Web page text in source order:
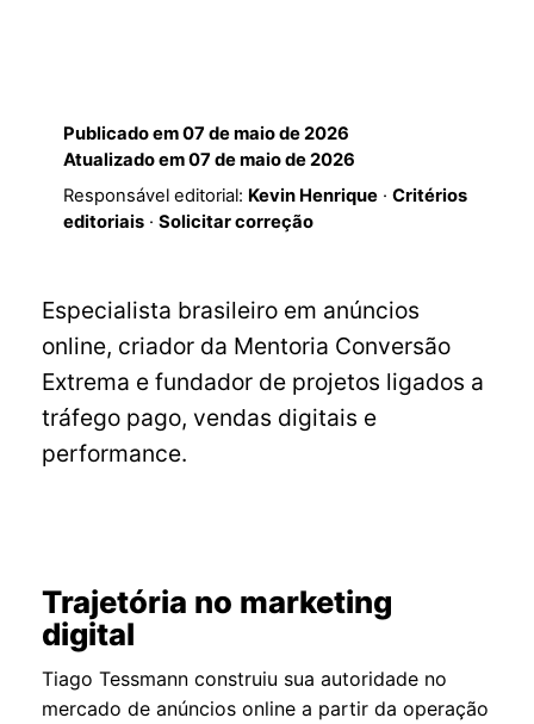
Publicado em07 de maio de 2026
Atualizado em07 de maio de 2026
Responsável editorial: Kevin Henrique· Critérios
editoriais· Solicitar correção
Especialista brasileiro em anúncios
online, criador da Mentoria Conversão
Extrema e fundador de projetos ligados a
tráfego pago, vendas digitais e
performance.
Trajetória no marketing
digital
Tiago Tessmann construiu sua autoridade no
mercado de anúncios online a partir da operação